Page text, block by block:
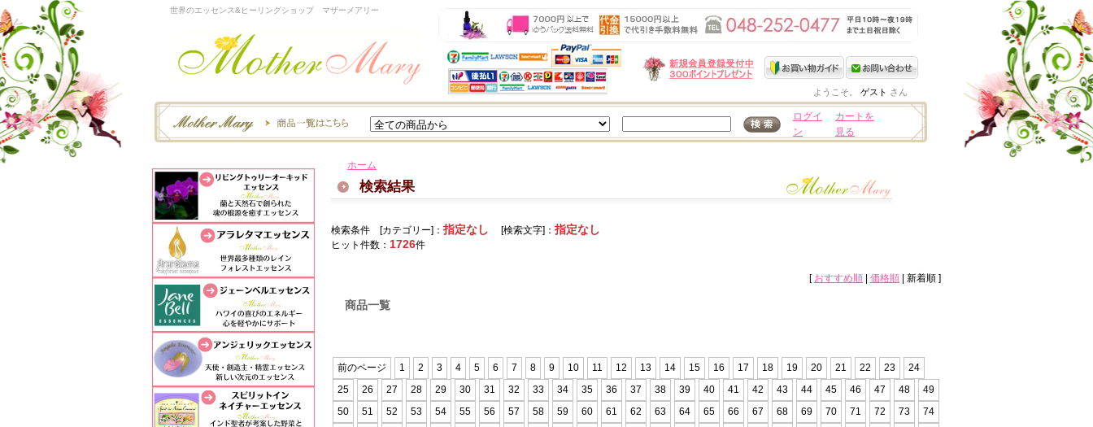
世界のエッセンス&ヒーリングショップ マザーメアリー
ようこそ。 ゲスト さん
ログイ
ン
カートを
見る
ホーム
検索結果
検索条件 [カテゴリー]： 指定なし [検索文字]： 指定なし
ヒット件数： 1726件
[ おすすめ順 価格順 | 新着順 ]
商品一覧
前のページ 1 2 3 4 5 6 7 8 9 10 11 12 13 14 15 16 17 18 19 20 21 22 23
24
25
26 27 28 29 30 31 32 33 34 35 36 37 38 39 40 41 42 43 44 45 46 47 48
49
50
51 52 53 54 55 56 57 58 59 60 61 62 63 64 65 66 67 68 69 70 71 72 73
74